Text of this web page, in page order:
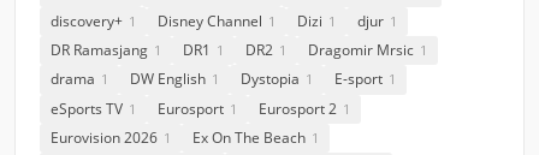
discovery+ 1 Disney Channel 1 Dizi 1 djur 1
DR Ramasjang 1 DR1 1 DR2 1 Dragomir Mrsic 1
drama 1 DW English 1 Dystopia 1 E-sport 1
eSports TV 1 Eurosport 1 Eurosport 2 1
Eurovision 2026 1 Ex On The Beach 1